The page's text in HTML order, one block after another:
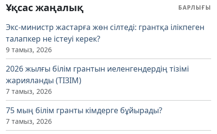
Ұқсас жаңалық БАРЛЫҒЫ
Экс-министр жастарға жөн сілтеді: грантқа ілікпеген
талапкер не істеуі керек?
9 тамыз, 2026
2026 жылғы білім грантын иеленгендердің тізімі
жарияланды (ТІЗІМ)
7 тамыз, 2026
75 мың білім гранты кімдерге бұйырады?
7 тамыз, 2026